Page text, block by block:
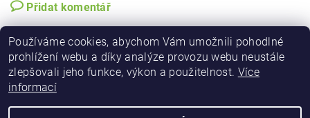
Přidat komentář
Používáme cookies, abychom Vám umožnili pohodlné
prohlížení webu a díky analýze provozu webu neustále
zlepšovali jeho funkce, výkon a použitelnost. Více
informací